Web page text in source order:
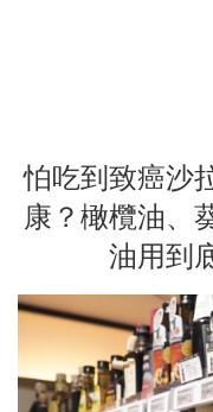
怕吃到致癌沙
康？橄欖油、
油用到